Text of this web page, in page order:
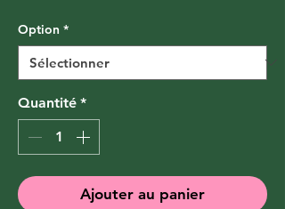
Option *
Quantité *
Ajouter au panier